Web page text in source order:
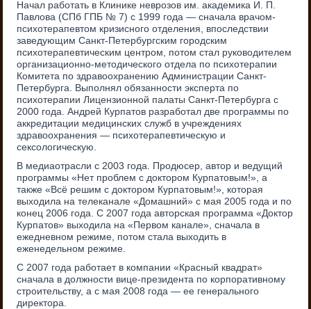
Начал работать в Клинике неврозов им. академика И. П.
Павлова (СПб ГПБ № 7) с 1999 года — сначала врачом-
психотерапевтом кризисного отделения, впоследствии
заведующим Санкт-Петербургским городским
психотерапевтическим центром, потом стал руководителем
организационно-методического отдела по психотерапии
Комитета по здравоохранению Администрации Санкт-
Петербурга. Выполнял обязанности эксперта по
психотерапии Лицензионной палаты Санкт-Петербурга с
2000 года. Андрей Курпатов разработал две программы по
аккредитации медицинских служб в учреждениях
здравоохранения — психотерапевтическую и
сексологическую.
В медиаотрасли с 2003 года. Продюсер, автор и ведущий
программы «Нет проблем с доктором Курпатовым!», а
также «Всё решим с доктором Курпатовым!», которая
выходила на телеканале «Домашний» с мая 2005 года и по
конец 2006 года. С 2007 года авторская программа «Доктор
Курпатов» выходила на «Первом канале», сначала в
ежедневном режиме, потом стала выходить в
еженедельном режиме.
С 2007 года работает в компании «Красный квадрат»
сначала в должности вице-президента по корпоративному
строительству, а с мая 2008 года — ее генерального
директора.